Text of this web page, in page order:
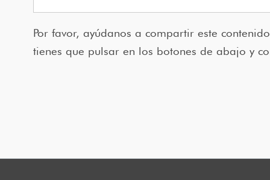
Por favor, ayúdanos a compartir este
tienes que pulsar en los botones de abajo y